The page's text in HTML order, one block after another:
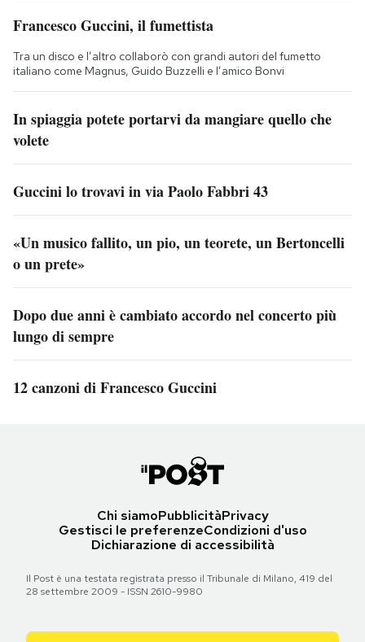
Francesco Guccini, il fumettista
Tra un disco e l’altro collaborò con grandi autori del fumetto
italiano come Magnus, Guido Buzzelli e l’amico Bonvi
In spiaggia potete portarvi da mangiare quello che
volete
Guccini lo trovavi in via Paolo Fabbri 43
«Un musico fallito, un pio, un teorete, un Bertoncelli
o un prete»
Dopo due anni è cambiato accordo nel concerto più
lungo di sempre
12 canzoni di Francesco Guccini
Chi siamoPubblicitàPrivacy
Gestisci le preferenzeCondizioni d'uso
Dichiarazione di accessibilità
Il Post è una testata registrata presso il Tribunale di Milano, 419 del
28 settembre 2009 - ISSN 2610-9980